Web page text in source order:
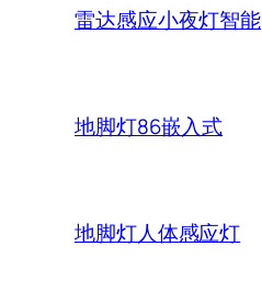
雷达感应小夜灯智能
地脚灯86嵌入式
地脚灯人体感应灯